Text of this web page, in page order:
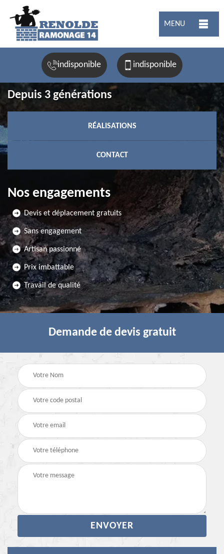
MENU
indisponible indisponible
Depuis 3 générations
RÉALISATIONS
CONTACT
Nos engagements
Devis et déplacement gratuits
Sans engagement
Artisan passionné
Prix imbattable
Travail de qualité
Demande de devis gratuit